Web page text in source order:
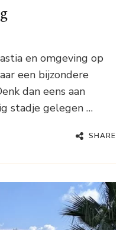
en omgeving op
een bijzondere
dan eens aan
stadje gelegen …
SHARE